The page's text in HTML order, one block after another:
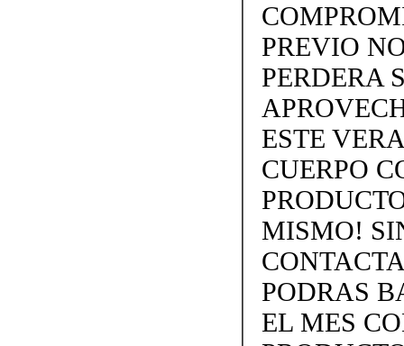
PREVIO
PERDERA
ESTE
CUERPO
MISMO!
PODRAS
EL MES